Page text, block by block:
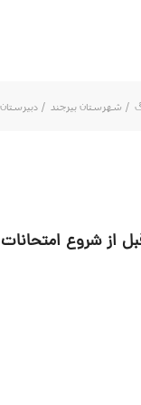
/ شهرستان بیرجند /
از شروع